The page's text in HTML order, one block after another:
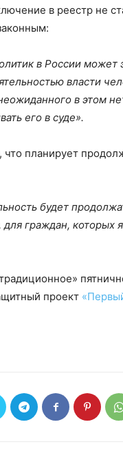
в реестр не
в России может
власти
в этом
его в суде».
планирует
будет
граждан, которых
проект